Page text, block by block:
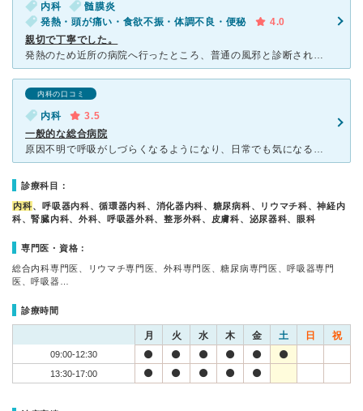
内科
髄膜炎
発熱・頭が痛い・食欲不振・体調不良・便秘
4.0
親切で丁寧でした。
発熱のため近所の病院へ行ったところ、普通の風邪と診断されてPL顆粒を処方されました。その後38度～39度の熱が続き、頭痛も治らず、食事がのどを通りにくくなり、言葉もすぐに出てこなくなりました。最初の病
内科の口コミ
内科
3.5
一般的な総合病院
原因不明で呼吸がしづらくなるようになり、日常でも気になるものになったので、こちらを訪ねました。 病院内はそれなりに混み合っていましたが、そこまでの待ち時間はかからずに診療していただきました。
診療科目：
内科、呼吸器内科、循環器内科、消化器内科、糖尿病科、リウマチ科、神経内
科、腎臓内科、外科、呼吸器外科、整形外科、皮膚科、泌尿器科、眼科
専門医・資格：
総合内科専門医、リウマチ専門医、外科専門医、糖尿病専門医、呼吸器専門
医、呼吸器…
診療時間
月 火 水 木 金 土 日 祝
09:00-12:30
13:30-17:00